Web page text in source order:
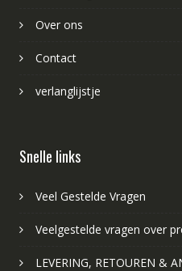
Over ons
Contact
verlanglijstje
Snelle links
Veel Gestelde Vragen
Veelgestelde vragen over
LEVERING, RETOUREN &